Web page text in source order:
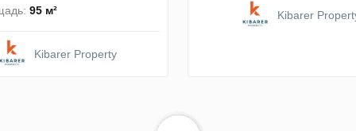
95 м²
Kibarer Property
Kibarer